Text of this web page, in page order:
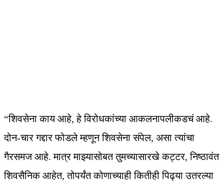
“शिवसेना काय आहे, हे विरोधकांच्या आकलनापलीकडचं आहे.
दोन-चार गद्दार फोडले म्हणून शिवसेना संपेल, असा त्यांचा
गैरसमज आहे. मात्र माझ्यासोबत तुमच्यासारखे कट्टर, निष्ठावंत
शिवसैनिक आहेत, तोपर्यंत कोणाच्याही कितीही पिढ्या उतरल्या